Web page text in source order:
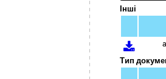
Інші
Тип